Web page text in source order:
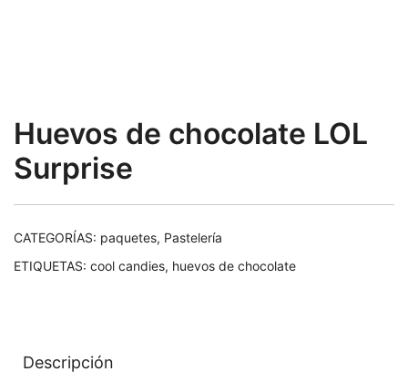
Huevos de chocolate LOL
Surprise
CATEGORÍAS: paquetes, Pastelería
ETIQUETAS: cool candies, huevos de chocolate
Descripción